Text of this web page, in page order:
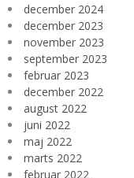
december 2024
december 2023
november 2023
september 2023
februar 2023
december 2022
august 2022
juni 2022
maj 2022
marts 2022
februar 2022